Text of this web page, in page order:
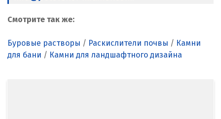
Севастополь
Смотрите так же:
Буровые растворы / Раскислители почвы / Камни
для бани / Камни для ландшафтного дизайна